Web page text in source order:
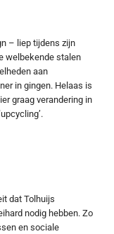
– liep tijdens zijn
welbekende stalen
aan
in gingen. Helaas is
graag verandering in
dat Tolhuijs
nodig hebben. Zo
en sociale